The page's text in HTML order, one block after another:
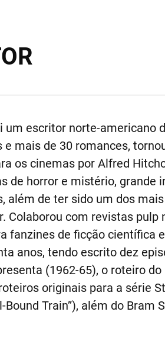
escritor norte-americano
mais de 30 romances,
os cinemas por Alfred
de horror e mistério, grande
além de ter sido um dos
Colaborou com revistas pulp
fanzines de ficção
anos, tendo escrito dez
(1962-65), o roteiro do
originais para a série
Train”), além do Bram